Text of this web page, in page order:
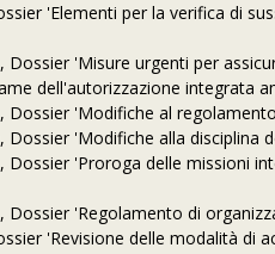
'Elementi per la verifica di
Dossier 'Misure urgenti per
dell'autorizzazione integrata
Dossier 'Modifiche al
Dossier 'Modifiche alla
Dossier 'Proroga delle missioni
Dossier 'Regolamento di
'Revisione delle modalità di